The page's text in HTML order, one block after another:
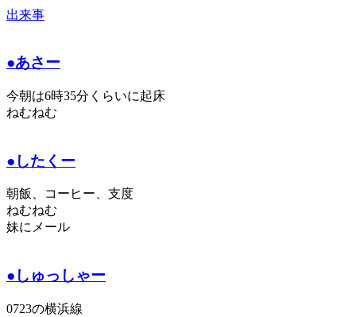
出来事
●あさー
今朝は6時35分くらいに起床
ねむねむ
●したくー
朝飯、コーヒー、支度
ねむねむ
妹にメール
●しゅっしゃー
0723の横浜線